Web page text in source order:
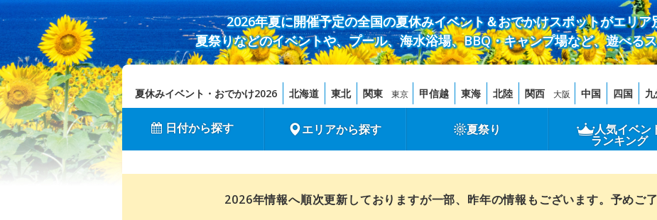
2026年夏に開催予定の全国の夏休みイベント＆おでかけスポットがエリア
夏祭りなどのイベントや、プール、海水浴場、BBQ・キャンプ場など、遊べる
夏休みイベント・おでかけ2026 北海道 東北 関東 東京 甲信越 東海 北陸 関西 大阪 中国 四国
日付から探す エリアから探す 夏祭り 人気イベン
ランキング
2026年情報へ順次更新しておりますが一部、昨年の情報もございます。予めご了